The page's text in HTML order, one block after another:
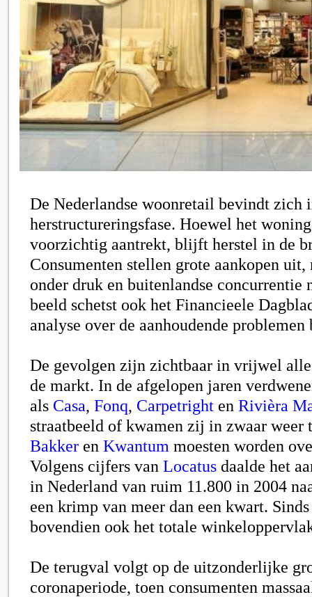
De Nederlandse woonretail bevindt zich
herstructureringsfase. Hoewel het
voorzichtig aantrekt, blijft herstel in de
Consumenten stellen grote aankopen uit,
onder druk en buitenlandse concurrentie
beeld schetst ook het Financieele
analyse over de aanhoudende
De gevolgen zijn zichtbaar in vrijwel alle
de markt. In de afgelopen jaren
als Casa, Fonq, Carpetright en Rivièra
straatbeeld of kwamen zij in zwaar weer
Bakker en Kwantum moesten worden
Volgens cijfers van Locatus daalde het
in Nederland van ruim 11.800 in 2004
een krimp van meer dan een kwart.
bovendien ook het totale
De terugval volgt op de uitzonderlijke
coronaperiode, toen consumenten